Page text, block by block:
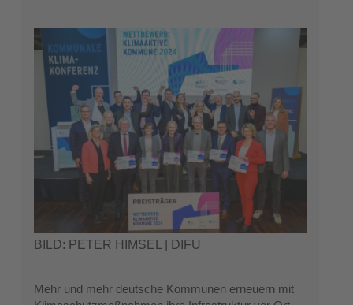
BILD: PETER HIMSEL | DIFU
Mehr und mehr deutsche Kommunen erneuern mit